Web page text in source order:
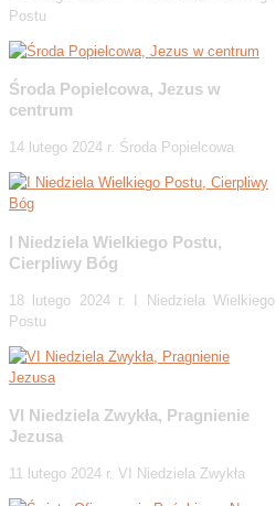
Postu
Środa Popielcowa, Jezus w
centrum
14 lutego 2024 r. Środa Popielcowa
I Niedziela Wielkiego Postu,
Cierpliwy Bóg
18 lutego 2024 r. I Niedziela Wielkiego
Postu
VI Niedziela Zwykła, Pragnienie
Jezusa
11 lutego 2024 r. VI Niedziela Zwykła